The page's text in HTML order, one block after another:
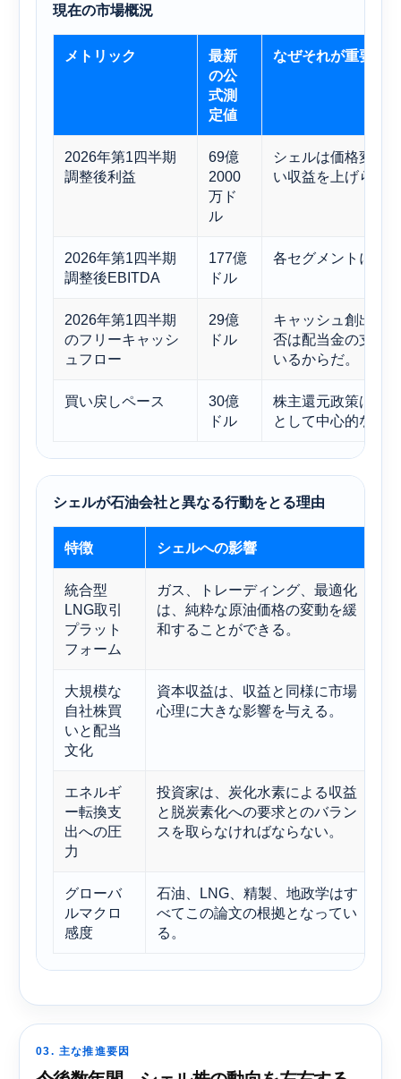
現在の市場概況
メトリック
最新
の公
式測
定値
なぜそれが重要な
2026年第1四半期
調整後利益
69億
2000
万ド
ル
シェルは価格変動
い収益を上げられ
2026年第1四半期
調整後EBITDA
177億
ドル
各セグメントにお
2026年第1四半期
のフリーキャッシ
ュフロー
29億
ドル
キャッシュ創出は
否は配当金の支払
いるからだ。
買い戻しペース
30億
ドル
株主還元政策は、
として中心的な役
シェルが石油会社と異なる行動をとる理由
特徴 シェルへの影響
統合型
LNG取引
プラット
フォーム
ガス、トレーディング、最適化
は、純粋な原油価格の変動を緩
和することができる。
大規模な
自社株買
いと配当
文化
資本収益は、収益と同様に市場
心理に大きな影響を与える。
エネルギ
ー転換支
出への圧
力
投資家は、炭化水素による収益
と脱炭素化への要求とのバラン
スを取らなければならない。
グローバ
ルマクロ
感度
石油、LNG、精製、地政学はす
べてこの論文の根拠となってい
る。
03. 主な推進要因